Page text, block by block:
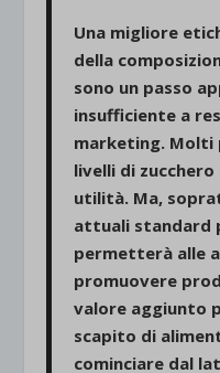
Una migliore
della
sono un passo
insufficiente a
marketing.
livelli di
utilità. Ma,
attuali standard
permetterà alle
promuovere
valore aggiunto
scapito di
cominciare dal